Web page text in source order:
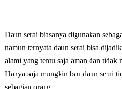
Daun serai biasanya digunakan
namun ternyata daun serai bisa
alami yang tentu saja aman dan tidak
Hanya saja mungkin bau daun serai
sebagian orang.